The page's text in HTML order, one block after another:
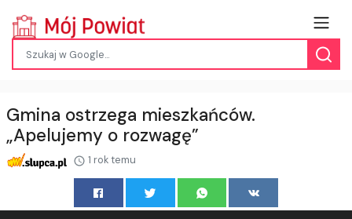
Gmina ostrzega mieszkańców.
„Apelujemy o rozwagę”
1 rok temu